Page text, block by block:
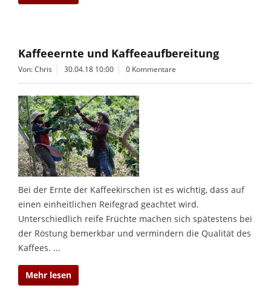
Kaffeeernte und Kaffeeaufbereitung
Von: Chris 30.04.18 10:00 0 Kommentare
Bei der Ernte der Kaffeekirschen ist es wichtig, dass auf
einen einheitlichen Reifegrad geachtet wird.
Unterschiedlich reife Früchte machen sich spätestens bei
der Röstung bemerkbar und vermindern die Qualität des
Kaffees. ...
Mehr lesen